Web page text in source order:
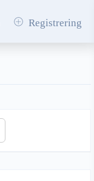
Registrering